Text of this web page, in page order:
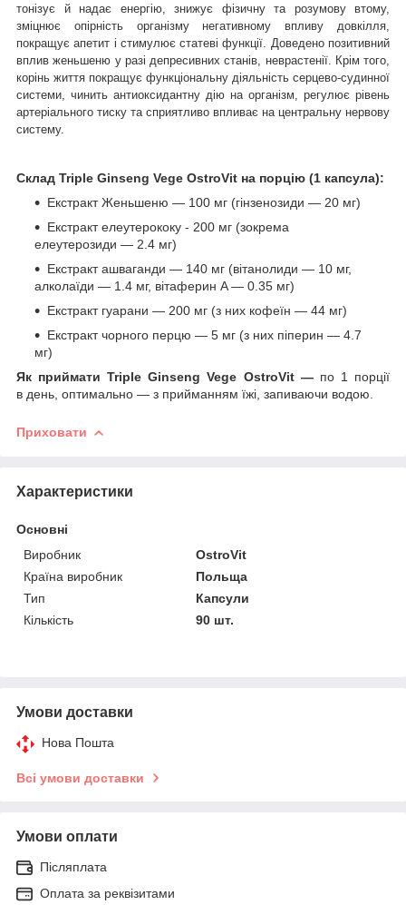
тонізує й надає енергію, знижує фізичну та розумову втому,
зміцнює опірність організму негативному впливу довкілля,
покращує апетит і стимулює статеві функції. Доведено позитивний
вплив женьшеню у разі депресивних станів, неврастенії. Крім того,
корінь життя покращує функціональну діяльність серцево-судинної
системи, чинить антиоксидантну дію на організм, регулює рівень
артеріального тиску та сприятливо впливає на центральну нервову
систему.
Склад Triple Ginseng Vege OstroVit на порцію (1 капсула):
Екстракт Женьшеню — 100 мг (гінзенозиди — 20 мг)
Екстракт елеутерококу - 200 мг (зокрема
елеутерозиди — 2.4 мг)
Екстракт ашваганди — 140 мг (вітанолиди — 10 мг,
алколаїди — 1.4 мг, вітаферин A — 0.35 мг)
Екстракт гуарани — 200 мг (з них кофеїн — 44 мг)
Екстракт чорного перцю — 5 мг (з них піперин — 4.7
мг)
Як приймати Triple Ginseng Vege OstroVit — по 1 порції
в день, оптимально — з прийманням їжі, запиваючи водою.
Приховати
Характеристики
Основні
Виробник
OstroVit
Країна виробник
Польща
Тип
Капсули
Кількість
90 шт.
Умови доставки
Нова Пошта
Всі умови доставки
Умови оплати
Післяплата
Оплата за реквізитами